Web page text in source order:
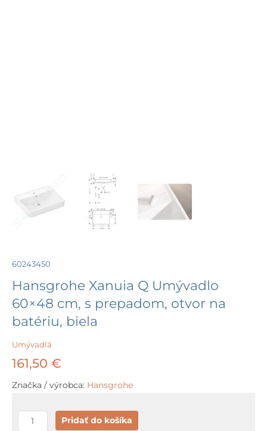
60243450
Hansgrohe Xanuia Q Umývadlo
60×48 cm, s prepadom, otvor na
batériu, biela
Umývadlá
161,50 €
Značka / výrobca: Hansgrohe
množstvo
Pridať do košíka